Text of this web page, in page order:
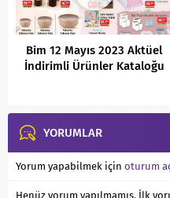
Bim 12 Mayıs 2023 Aktüel
İndirimli Ürünler Kataloğu
YORUMLAR
Yorum yapabilmek için oturum
Henüz yorum yapılmamış. İlk